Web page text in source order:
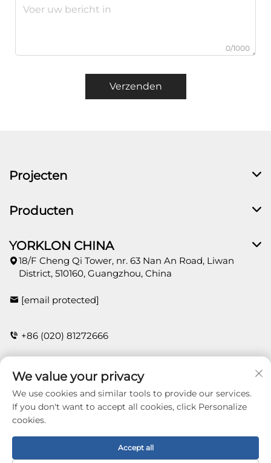
0/1000
Verzenden
Projecten
Producten
YORKLON CHINA
18/F Cheng Qi Tower, nr. 63 Nan An Road, Liwan
District, 510160, Guangzhou, China
[email protected]
+86 (020) 81272666
CONTACT
Copyright © 2026 Guangzhou Yorklon Wallcoverings
Limited. All right reserved -
We value your privacy
We use cookies and similar tools to provide our services.
If you don't want to accept all cookies, click Personalize
cookies.
Accept all